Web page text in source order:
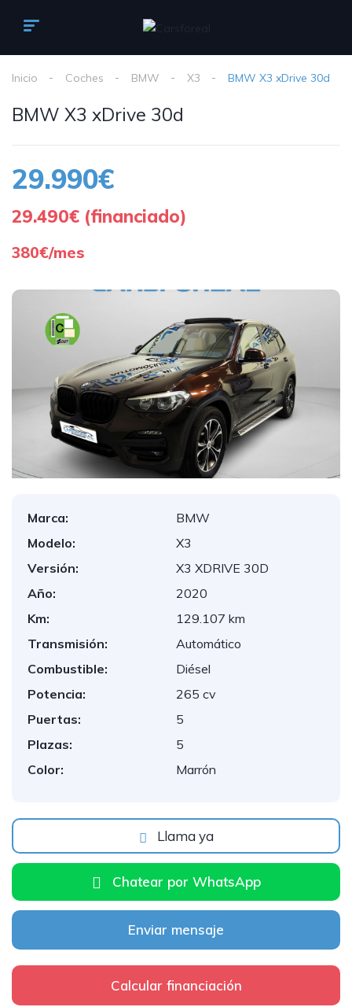
Inicio Coches BMW X3 BMW X3 xDrive 30d
BMW X3 xDrive 30d
29.990€
29.490€ (financiado)
380€/mes
Marca:
BMW
Modelo:
X3
Versión:
X3 XDRIVE 30D
Año:
2020
Km:
129.107 km
Transmisión:
Automático
Combustible:
Diésel
Potencia:
265 cv
Puertas:
5
Plazas:
5
Color:
Marrón
Llama ya
Chatear por WhatsApp
Enviar mensaje
Calcular financiación